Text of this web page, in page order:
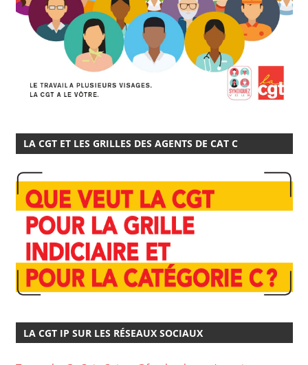
LA CGT ET LES GRILLES DES AGENTS DE CAT C
LA CGT IP SUR LES RÉSEAUX SOCIAUX